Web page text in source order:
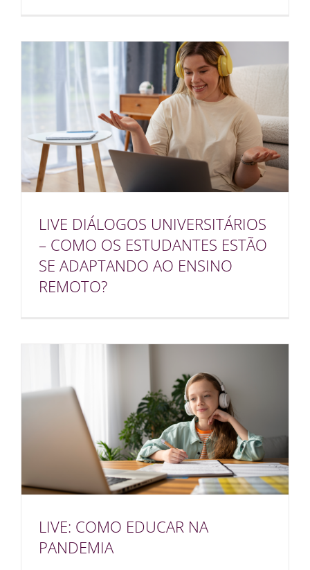
LIVE DIÁLOGOS UNIVERSITÁRIOS
– COMO OS ESTUDANTES ESTÃO
SE ADAPTANDO AO ENSINO
REMOTO?
LIVE: COMO EDUCAR NA
PANDEMIA